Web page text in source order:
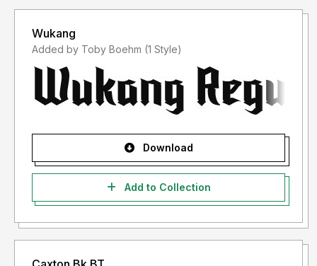
Wukang
Added by Toby Boehm (1 Style)
Download
Add to Collection